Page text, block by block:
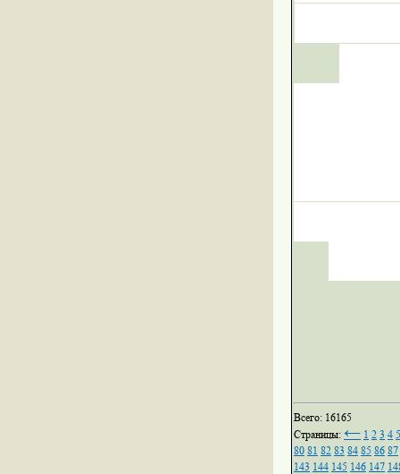
Всего: 16165
Страницы: ← 1 2 3 4 5
80 81 82 83 84 85 86 87
143 144 145 146 147